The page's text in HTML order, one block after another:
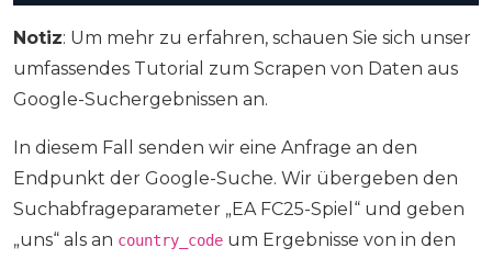
Notiz: Um mehr zu erfahren, schauen Sie sich unser
umfassendes Tutorial zum Scrapen von Daten aus
Google-Suchergebnissen an.
In diesem Fall senden wir eine Anfrage an den
Endpunkt der Google-Suche. Wir übergeben den
Suchabfrageparameter „EA FC25-Spiel“ und geben
„uns“ als an country_code um Ergebnisse von in den